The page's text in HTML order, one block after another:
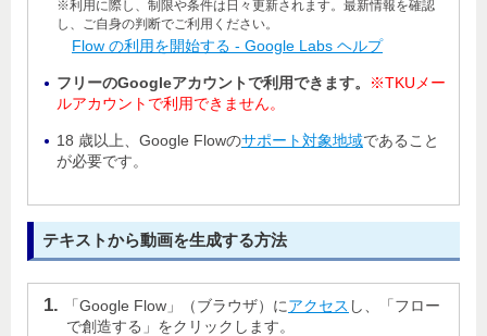
※利用に際し、制限や条件は日々更新されます。最新情報を確認
し、ご自身の判断でご利用ください。
Flow の利用を開始する - Google Labs ヘルプ
フリーのGoogleアカウントで利用できます。
※TKUメー
ルアカウントで利用できません。
18 歳以上、Google Flowのサポート対象地域であること
が必要です。
テキストから動画を生成する方法
「Google Flow」（ブラウザ）にアクセス し、「フロー
で創造する」をクリックします。